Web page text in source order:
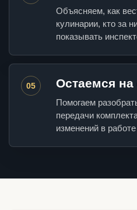
Объясняем, как
кулинарии, кто за
показывать
05 Остаемся на
Помогаем
передачи
изменений в